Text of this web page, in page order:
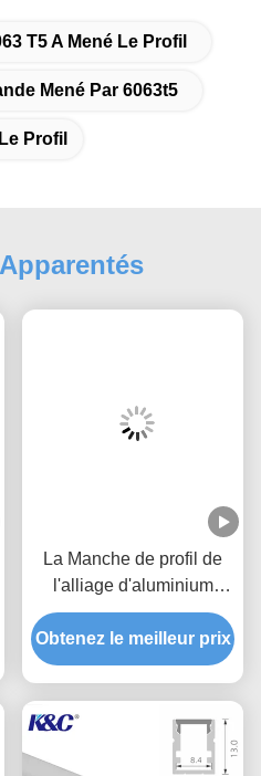
T5 A Mené Le Profil
Mené Par 6063t5
Profil
La Manche de profil de
l'alliage d'aluminium
6063 T5 LED avec la
couverture de diffuseur de
PC
Obtenez le meilleur prix